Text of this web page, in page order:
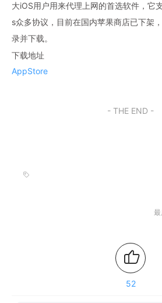
大iOS用户用来代理上网的首选软件，它
s众多协议，目前在国内苹果商店已下架
录并下载。
下载地址
AppStore
- THE END -
52